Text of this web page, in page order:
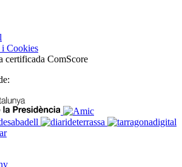
Cookies
certificada ComScore